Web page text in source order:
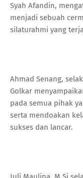
Syah Afandin,
menjadi sebuah
silaturahmi yang
Ahmad Senang,
Golkar
pada semua pihak
serta mendoakan
sukses dan lancar.